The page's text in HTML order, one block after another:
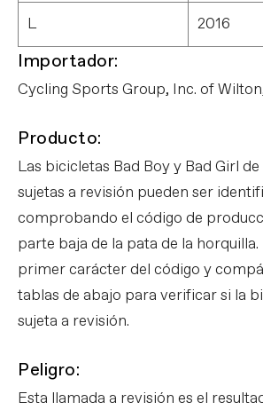
L 2016
Importador:
Cycling Sports Group, Inc. of
Producto:
Las bicicletas Bad Boy y Bad Girl
sujetas a revisión pueden ser
comprobando el código de
parte baja de la pata de la
primer carácter del código y
tablas de abajo para verificar si la
sujeta a revisión.
Peligro:
Esta llamada a revisión es el